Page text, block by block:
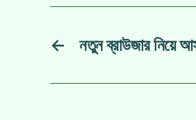
← নতুন ব্রাউজার নিয়ে